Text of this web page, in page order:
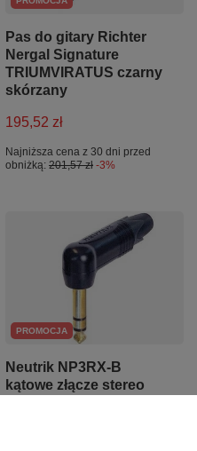
Pas do gitary Richter
Nergal Signature
TRIUMVIRATUS czarny
skórzany
195,52 zł
Najniższa cena z 30 dni przed
obniżką: 201,57 zł -3%
PROMOCJA
Neutrik NP3RX-B
kątowe złącze stereo